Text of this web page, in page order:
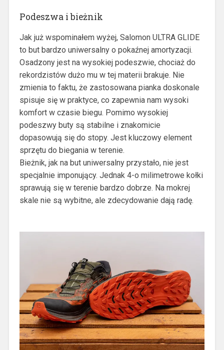
Podeszwa i bieżnik
Jak już wspominałem wyżej, Salomon ULTRA GLIDE
to but bardzo uniwersalny o pokaźnej amortyzacji.
Osadzony jest na wysokiej podeszwie, chociaż do
rekordzistów dużo mu w tej materii brakuje. Nie
zmienia to faktu, że zastosowana pianka doskonale
spisuje się w praktyce, co zapewnia nam wysoki
komfort w czasie biegu. Pomimo wysokiej
podeszwy buty są stabilne i znakomicie
dopasowują się do stopy. Jest kluczowy element
sprzętu do biegania w terenie.
Bieżnik, jak na but uniwersalny przystało, nie jest
specjalnie imponujący. Jednak 4-o milimetrowe kołki
sprawują się w terenie bardzo dobrze. Na mokrej
skale nie są wybitne, ale zdecydowanie dają radę.